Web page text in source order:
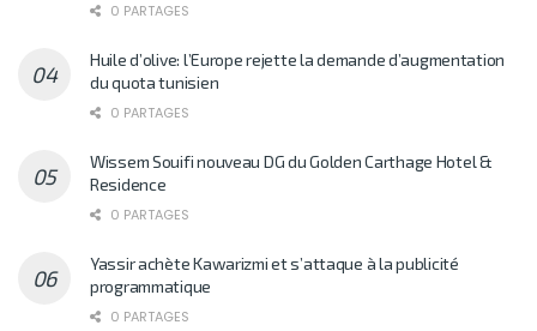
0 PARTAGES
Huile d’olive: l’Europe rejette la demande d’augmentation
du quota tunisien
0 PARTAGES
Wissem Souifi nouveau DG du Golden Carthage Hotel &
Residence
0 PARTAGES
Yassir achète Kawarizmi et s’attaque à la publicité
programmatique
0 PARTAGES